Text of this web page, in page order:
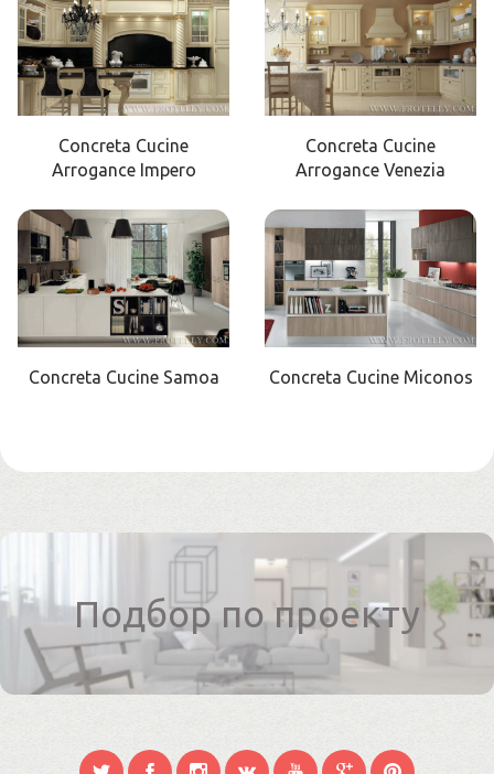
Concreta Cucine
Arrogance Impero
Concreta Cucine
Arrogance Venezia
Concreta Cucine Samoa Concreta Cucine Miconos
Подбор по проекту